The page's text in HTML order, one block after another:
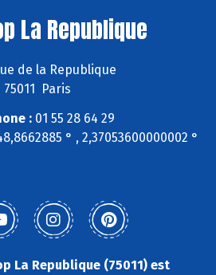
La Republique
de la Republique
75011 Paris
:01 55 28 64 29
° , 2,37053600000002 °
La Republique (75011) est